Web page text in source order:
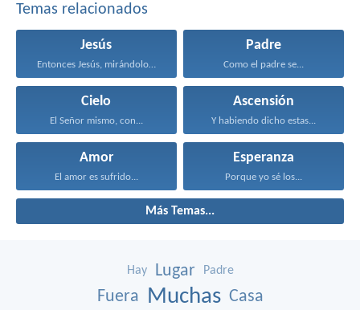
Temas relacionados
Jesús
Entonces Jesús, mirándolos, dijo...
Padre
Como el padre se...
Cielo
El Señor mismo, con...
Ascensión
Y habiendo dicho estas...
Amor
El amor es sufrido...
Esperanza
Porque yo sé los...
Más Temas...
Hay Lugar Padre
Fuera Muchas Casa